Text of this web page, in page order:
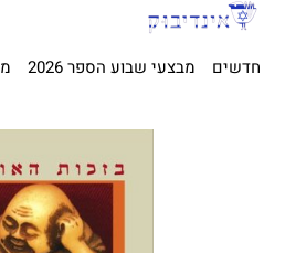
חדשים מבצעי שבוע הספר 2026